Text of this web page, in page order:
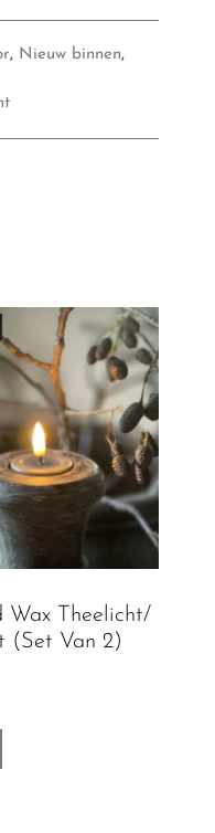
, Nieuw binnen,
Wax Theelicht/
(set Van 2)